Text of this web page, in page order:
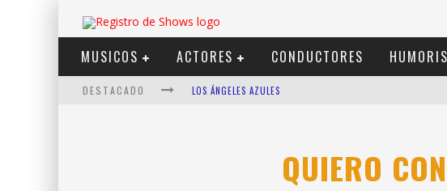
MUSICOS ACTORES CONDUCTORES
DESTACADO LOS ÁNGELES AZULES
QUIERO